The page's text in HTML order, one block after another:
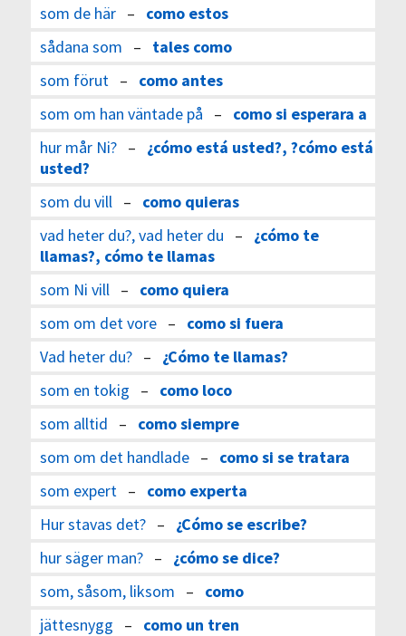
som de här– como estos
sådana som – tales como
som förut– como antes
som om han väntade på – como si esperara a
hur mår Ni?– ¿cómo está usted?, ?cómo está
usted?
som du vill– como quieras
vad heter du?, vad heter du – ¿cómo te
llamas?, cómo te llamas
som Ni vill– como quiera
som om det vore– como si fuera
Vad heter du?– ¿Cómo te llamas?
som en tokig – como loco
som alltid – como siempre
som om det handlade– como si se tratara
som expert– como experta
Hur stavas det?– ¿Cómo se escribe?
hur säger man?– ¿cómo se dice?
som, såsom, liksom – como
jättesnygg – como un tren